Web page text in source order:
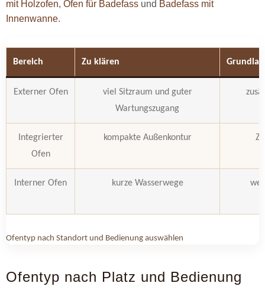
mit Holzofen, Ofen für Badefass und Badefass mit
Innenwanne.
Bereich Zu klären
Externer Ofen
viel Sitzraum und guter
Wartungszugang
Integrierter
Ofen
kompakte Außenkontur
Interner Ofen kurze Wasserwege
Ofentyp nach Standort und Bedienung auswählen
Ofentyp nach Platz und Bedienung